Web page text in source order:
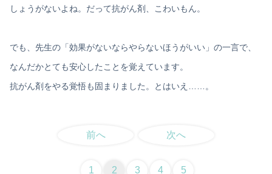
しょうがないよね。だって抗がん剤、こわいもん。
でも、先生の「効果がないならやらないほうがいい」の一言で、
なんだかとても安心したことを覚えています。
抗がん剤をやる覚悟も固まりました。とはいえ……。
前へ 次へ
1 2 3 4 5